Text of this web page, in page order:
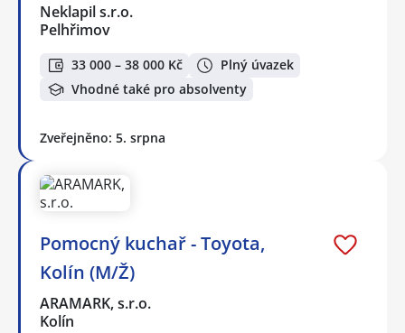
Neklapil s.r.o.
Pelhřimov
33 000 – 38 000 Kč
Plný úvazek
Vhodné také pro absolventy
Zveřejněno: 5. srpna
Pomocný kuchař - Toyota,
Kolín (M/Ž)
ARAMARK, s.r.o.
Kolín